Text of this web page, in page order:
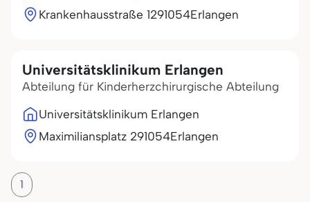
Krankenhausstraße 1291054Erlangen
Universitätsklinikum Erlangen
Abteilung für Kinderherzchirurgische Abteilung
Universitätsklinikum Erlangen
Maximiliansplatz 291054Erlangen
1